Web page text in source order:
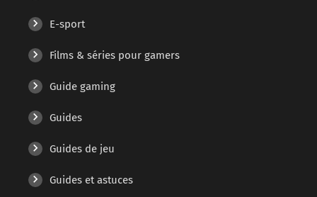
E-sport
Films & séries pour gamers
Guide gaming
Guides
Guides de jeu
Guides et astuces